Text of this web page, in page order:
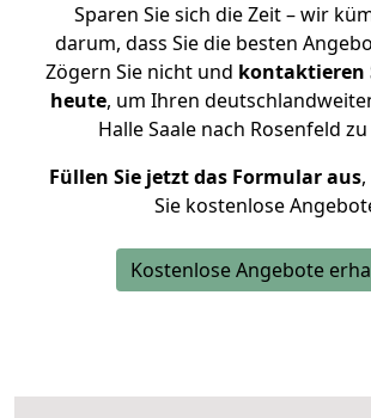
Sparen Sie sich die Zeit – wir
darum, dass Sie die besten
Zögern Sie nicht und kontaktieren
heute, um Ihren
Halle Saale nach Rosenfeld
Füllen Sie jetzt das Formular aus,
Sie kostenlose
Kostenlose Angebote